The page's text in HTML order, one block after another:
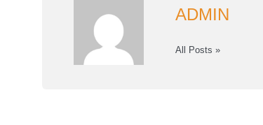
ADMIN
All Posts »